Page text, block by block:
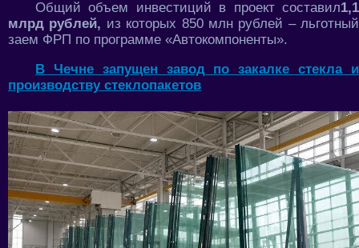
Общий объем инвестиций в проект составил1,1
млрд рублей, из которых 850 млн рублей – льготный
заем ФРП по программе «Автокомпоненты».
В Чечне запущен завод по закалке стекла и
производству стеклопакетов